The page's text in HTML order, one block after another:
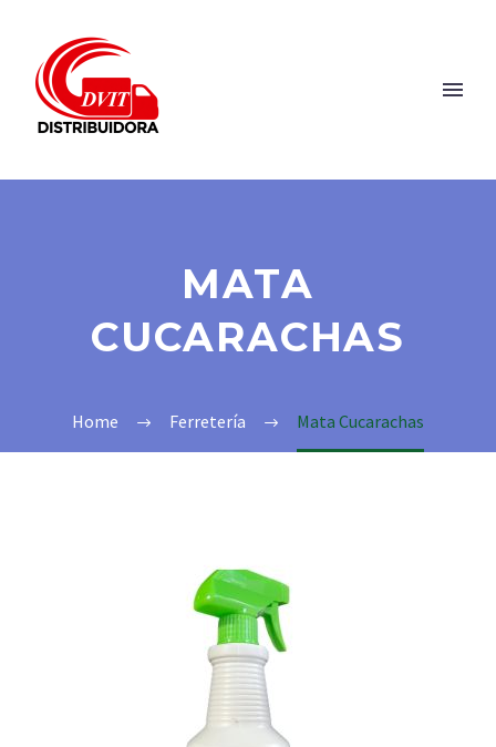
MATA
CUCARACHAS
Home Ferretería Mata Cucarachas